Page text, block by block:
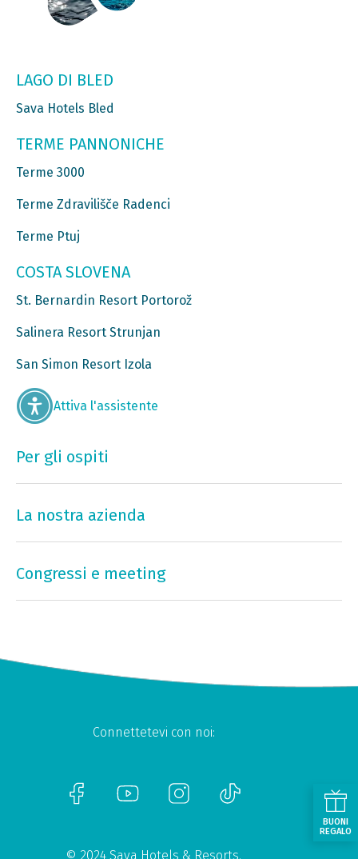
LAGO DI BLED
Sava Hotels Bled
TERME PANNONICHE
Terme 3000
Terme Zdravilišče Radenci
Terme Ptuj
COSTA SLOVENA
St. Bernardin Resort Portorož
Salinera Resort Strunjan
San Simon Resort Izola
Attiva l'assistente
Per gli ospiti
La nostra azienda
Congressi e meeting
Connettetevi con noi:
© 2024 Sava Hotels & Resorts.
BUONI
REGALO